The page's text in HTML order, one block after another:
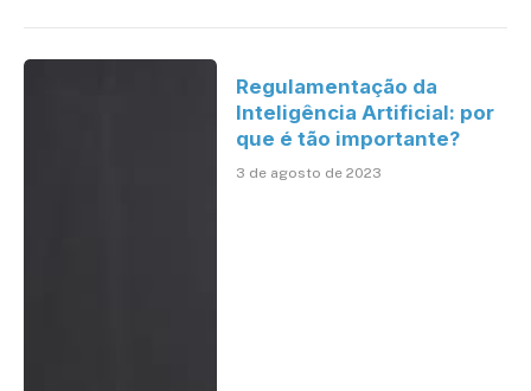
Regulamentação da
Inteligência Artificial: por
que é tão importante?
3 de agosto de 2023